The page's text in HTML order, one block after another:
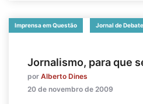
Imprensa em Questão Jornal de
Jornalismo, para que
por Alberto Dines
20 de novembro de 2009